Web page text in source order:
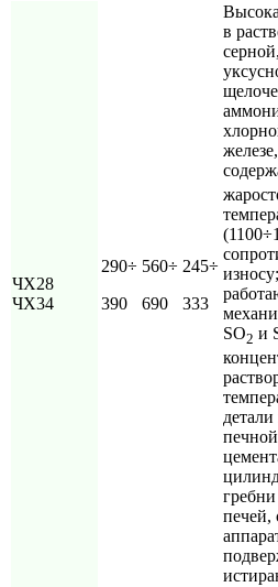
ЧХ28
ЧX34
290÷
390
560÷
690
245÷
333
в
SО2 и
печей,